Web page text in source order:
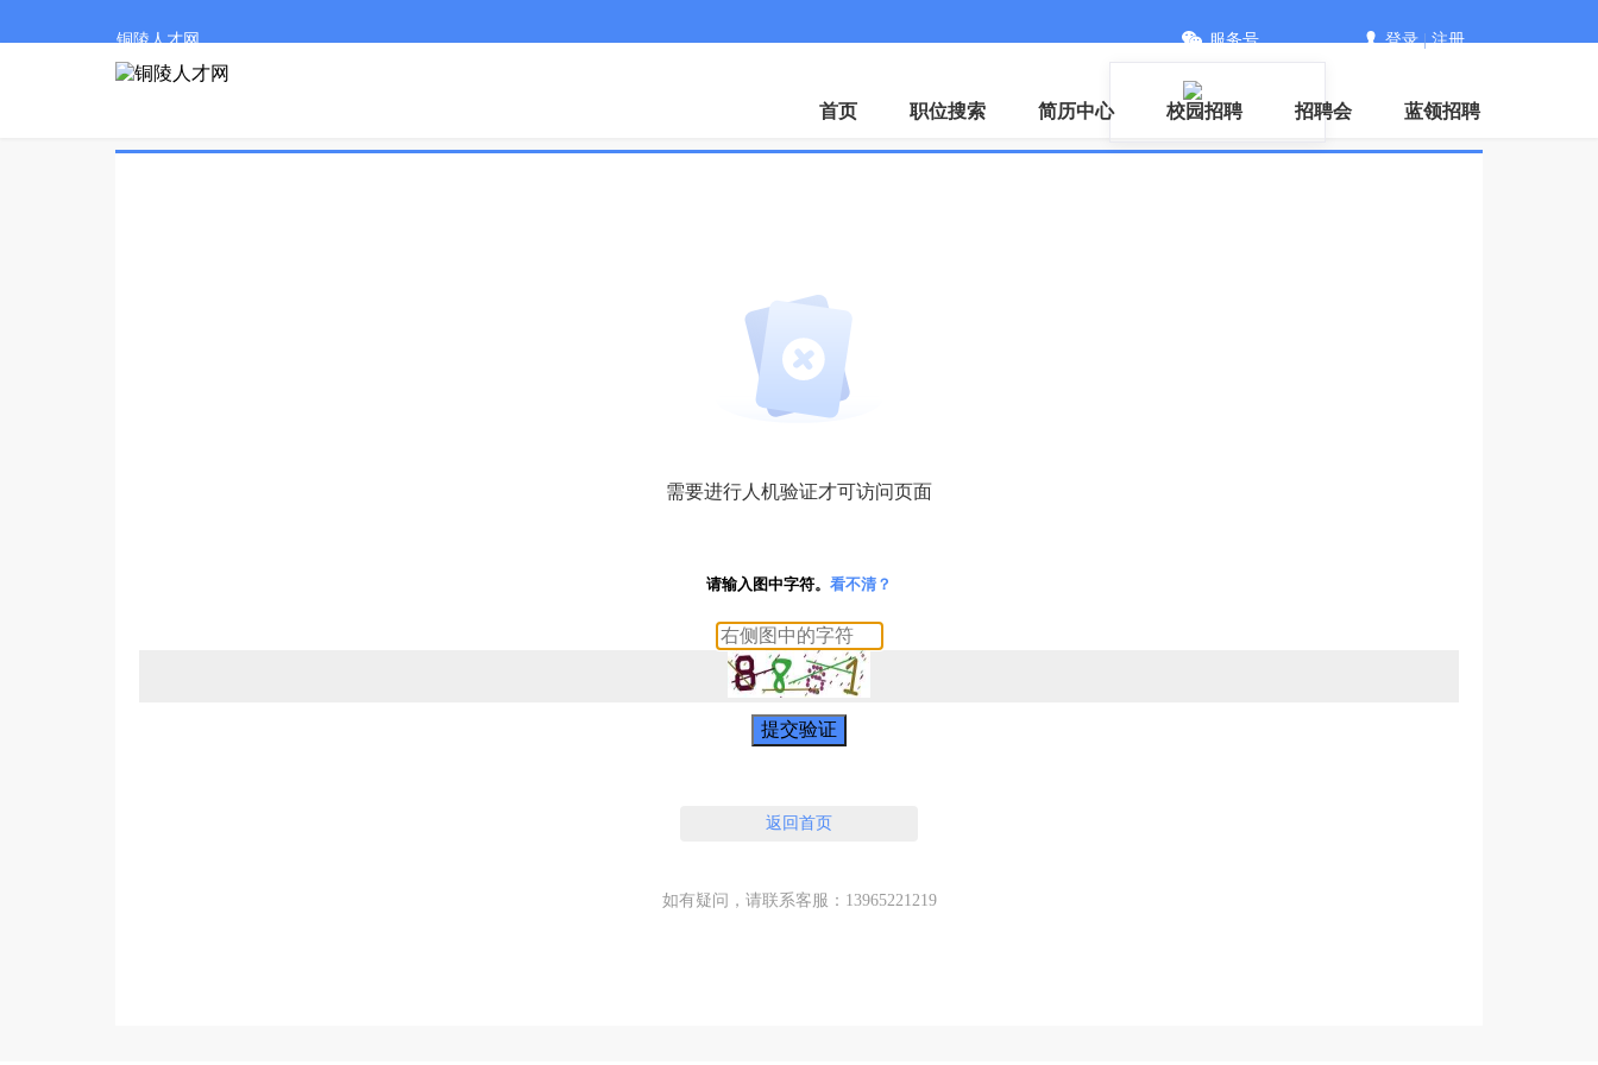
铜陵人才网
客服微信
服务号 登录|注册
首页 职位搜索 简历中心 校园招聘 招聘会 蓝领招聘
需要进行人机验证才可访问页面
请输入图中字符。 看不清？
提交验证
返回首页
如有疑问，请联系客服：13965221219